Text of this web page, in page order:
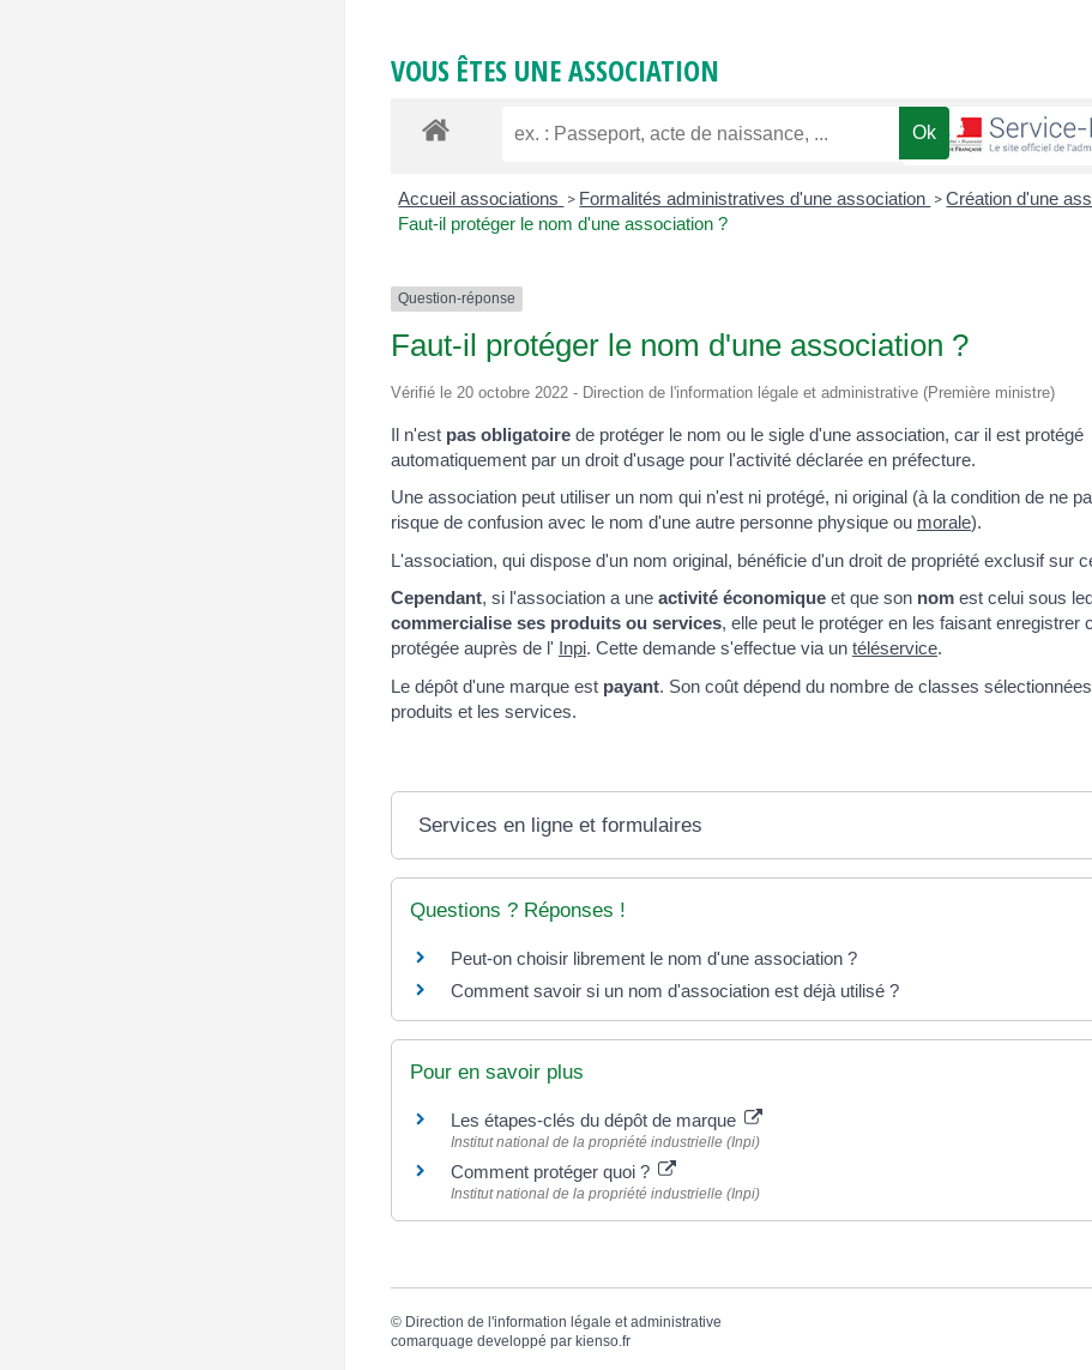
VOUS ÊTES UNE ASSOCIATION
Accueil associations > Formalités administratives d'une association > Création d'une
Faut-il protéger le nom d'une association ?
Question-réponse
Faut-il protéger le nom d'une association ?
Vérifié le 20 octobre 2022 - Direction de l'information légale et administrative (Première ministre)
Il n'est pas obligatoirede protéger le nom ou le sigle d'une association, car il est protégé
automatiquement par un droit d'usage pour l'activité déclarée en préfecture.
Une association peut utiliser un nom qui n'est ni protégé, ni original (à la condition de ne
risque de confusion avec le nom d'une autre personne physique ou morale).
L'association, qui dispose d'un nom original, bénéficie d'un droit de propriété exclusif sur
Cependant, si l'association a une activité économiqueet que son nomest celui sous
commercialise ses produits ou services, elle peut le protéger en les faisant enregistrer
protégée auprès de l' Inpi. Cette demande s'effectue via un téléservice.
Le dépôt d'une marque estpayant. Son coût dépend du nombre de classes
produits et les services.
Services en ligne et formulaires
Questions ? Réponses !
Peut-on choisir librement le nom d'une association ?
Comment savoir si un nom d'association est déjà utilisé ?
Pour en savoir plus
Les étapes-clés du dépôt de marque
Institut national de la propriété industrielle (Inpi)
Comment protéger quoi ?
Institut national de la propriété industrielle (Inpi)
© Direction de l'information légale et administrative
comarquage developpé par kienso.fr